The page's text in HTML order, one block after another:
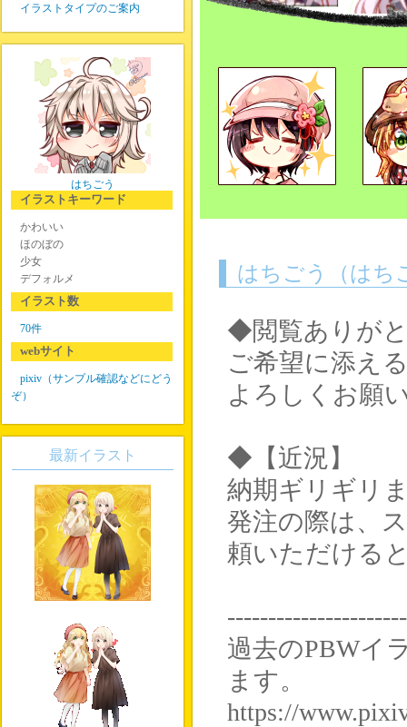
はちごう（はち
◆閲覧ありが
ご希望に添え
よろしくお願
◆【近況】
納期ギリギリ
発注の際は、
頼いただける
過去のPBWイ
ます。
https://
イラストタイプのご案内
はちごう
イラストキーワード
かわいい
ほのぼの
少女
デフォルメ
イラスト数
70件
webサイト
pixiv（サンプル確認などにどう
ぞ）
最新イラスト